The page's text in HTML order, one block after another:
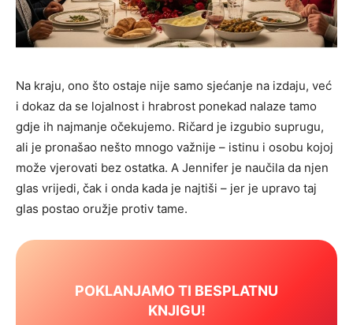
Na kraju, ono što ostaje nije samo sjećanje na izdaju, već
i dokaz da se lojalnost i hrabrost ponekad nalaze tamo
gdje ih najmanje očekujemo. Ričard je izgubio suprugu,
ali je pronašao nešto mnogo važnije – istinu i osobu kojoj
može vjerovati bez ostatka. A Jennifer je naučila da njen
glas vrijedi, čak i onda kada je najtiši – jer je upravo taj
glas postao oružje protiv tame.
POKLANJAMO TI BESPLATNU
KNJIGU!